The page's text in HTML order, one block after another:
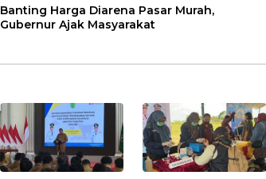
Banting Harga Diarena Pasar Murah,
Gubernur Ajak Masyarakat